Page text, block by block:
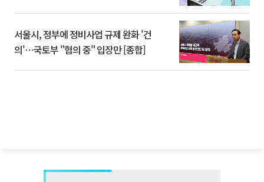
서울시, 정부에 정비사업 규제 완화 '건
의'⋯국토부 "협의 중" 입장만 [종합]